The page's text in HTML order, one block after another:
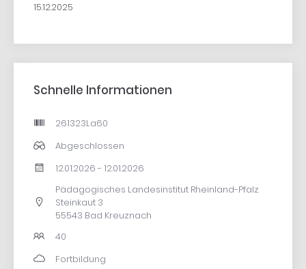
15.12.2025
Schnelle Informationen
261323La60
Abgeschlossen
12.01.2026 - 12.01.2026
Pädagogisches Landesinstitut Rheinland-Pfalz
Steinkaut 3
55543 Bad Kreuznach
40
Fortbildung